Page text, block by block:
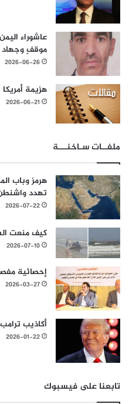
عاشوراء
موقفٍ وجهاد
2026-06-26
هزيمة
2026-06-21
ملفــات سـاخنـــة
هرمز وباب
تهدد
2026-07-22
كيف منعت
2026-07-10
إحصائية مفصلة لـ11 عاماً من
2026-03-27
أكاذيب
2026-01-22
تابعنا على فيسبوك